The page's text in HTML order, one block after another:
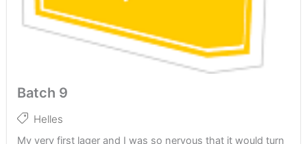
Batch 9
Helles
My very first lager and I was so nervous that it would turn